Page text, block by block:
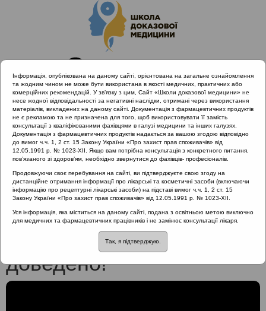
Головна
Проведені заходи
Гострий риносинусит та отит з позицій Icpc-2. Львів
21.02.2019
Топічні антибактеріальні засоби: ефективність не доведено!
Топічні антибактеріальні
засоби: ефективність не
доведено!
Інформація, опублікована на даному сайті, орієнтована на загальне ознайомлення
та жодним чином не може бути використана в якості медичних, практичних або
комерційних рекомендацій. У зв’язку з цим, Сайт «Школи доказової медицини» не
несе жодної відповідальності за негативні наслідки, отримані через використання
матеріалів, викладених на даному сайті. Документація з фармацевтичних продуктів
не є рекламою та не призначена для того, щоб використовувати її замість
консультації з кваліфікованими фахівцями в галузі медицини та інших галузях.
Документація з фармацевтичних продуктів надається за вашою згодою відповідно
до вимог ч.ч. 1, 2 ст. 15 Закону України «Про захист прав споживачів» від
12.05.1991 р. № 1023-XII. Якщо вам потрібна консультація з конкретного питання,
пов’язаного зі здоров’ям, необхідно звернутися до фахівців- професіоналів.
Продовжуючи своє перебування на сайті, ви підтверджуєте свою згоду на
дистанційне отримання інформації про лікарські та косметичні засоби (включаючи
інформацію про рецептурні лікарські засоби) на підставі вимог ч.ч. 1, 2 ст. 15
Закону України «Про захист прав споживачів» від 12.05.1991 р. № 1023-XII.
Уся інформація, яка міститься на даному сайті, подана з освітньою метою виключно
для медичних та фармацевтичних працівників і не замінює консультації лікаря.
Так, я підтверджую.